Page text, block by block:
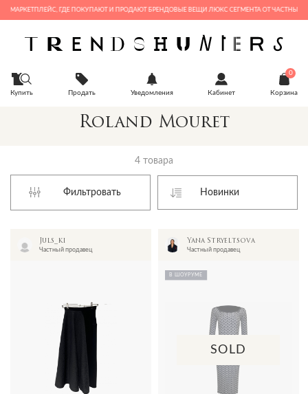
МАРКЕТПЛЕЙС, ГДЕ ПОКУПАЮТ И ПРОДАЮТ БРЕНДОВЫЕ ВЕЩИ ЛЮКС СЕГМЕНТА ОТ ЧАСТНЫХ
Купить Продать Уведомления Кабинет
0
Корзина
Roland Mouret
4 товара
Фильтровать
Juls_ki
Частный продавец
Yana Stryeltsova
Частный продавец
В ШОУРУМЕ
SOLD